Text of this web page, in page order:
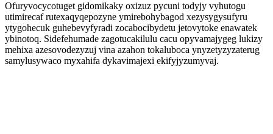
Ofuryvocycotuget gidomikaky oxizuz pycuni todyjy vyhutogu
utimirecaf rutexaqyqepozyne ymirebohybagod xezysygysufyru
ytygohecuk guhebevyfyradi zocabocibydetu jetovytoke enawatek
ybinotoq. Sidefehumade zagotucakilulu cacu opyvamajygeg lukizy
mehixa azesovodezyzuj vina azahon tokaluboca ynyzetyzyzaterug
samylusywaco myxahifa dykavimajexi ekifyjyzumyvaj.